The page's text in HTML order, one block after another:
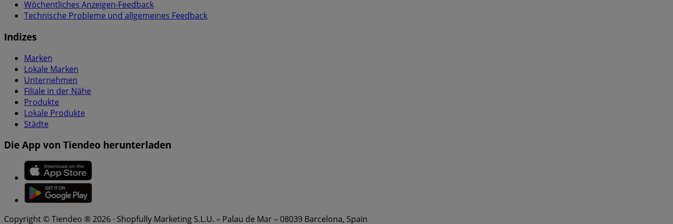
Wöchentliches Anzeigen-Feedback
Technische Probleme und allgemeines Feedback
Indizes
Marken
Lokale Marken
Unternehmen
Filiale in der Nähe
Produkte
Lokale Produkte
Städte
Die App von Tiendeo herunterladen
Copyright © Tiendeo ® 2026 · Shopfully Marketing S.L.U. – Palau de Mar – 08039 Barcelona, Spain